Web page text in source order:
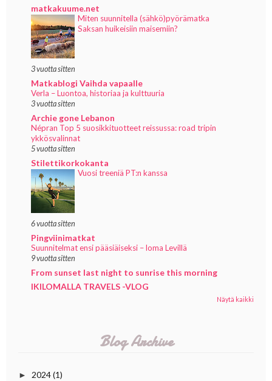
matkakuume.net
Miten suunnitella (sähkö)pyörämatka
Saksan huikeisiin maisemiin?
3 vuotta sitten
Matkablogi Vaihda vapaalle
Verla – Luontoa, historiaa ja kulttuuria
3 vuotta sitten
Archie gone Lebanon
Népran Top 5 suosikkituotteet reissussa: road tripin
ykkösvalinnat
5 vuotta sitten
Stilettikorkokanta
Vuosi treeniä PT:n kanssa
6 vuotta sitten
Pingviinimatkat
Suunnitelmat ensi pääsiäiseksi – loma Levillä
9 vuotta sitten
From sunset last night to sunrise this morning
IKILOMALLA TRAVELS -VLOG
Näytä kaikki
Blog Archive
► 2024(1)